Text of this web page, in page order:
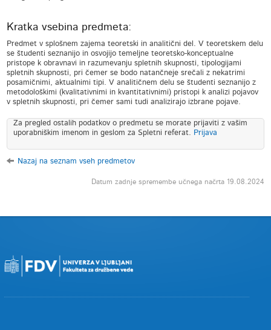
Kratka vsebina predmeta:
Predmet v splošnem zajema teoretski in analitični del. V teoretskem delu
se študenti seznanijo in osvojijo temeljne teoretsko-konceptualne
pristope k obravnavi in razumevanju spletnih skupnosti, tipologijami
spletnih skupnosti, pri čemer se bodo natančneje srečali z nekatrimi
posamičnimi, aktualnimi tipi. V analitičnem delu se študenti seznanijo z
metodološkimi (kvalitativnimi in kvantitativnimi) pristopi k analizi pojavov
v spletnih skupnosti, pri čemer sami tudi analizirajo izbrane pojave.
Za pregled ostalih podatkov o predmetu se morate prijaviti z vašim
uporabniškim imenom in geslom za Spletni referat. Prijava
Nazaj na seznam vseh predmetov
Datum zadnje spremembe učnega načrta 19.08.2024